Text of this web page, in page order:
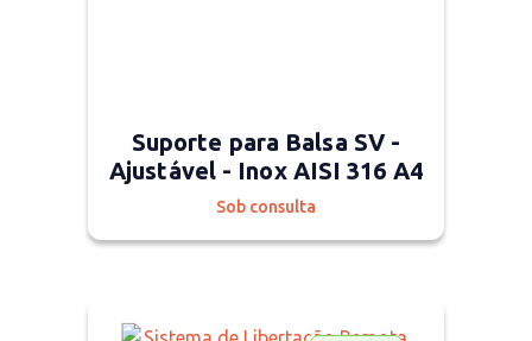
Suporte para Balsa SV -
Ajustável - Inox AISI 316 A4
Sob consulta